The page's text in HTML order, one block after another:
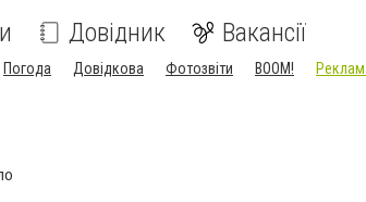
Довідник Вакансії
Погода Довідкова Фотозвіти BOOM!